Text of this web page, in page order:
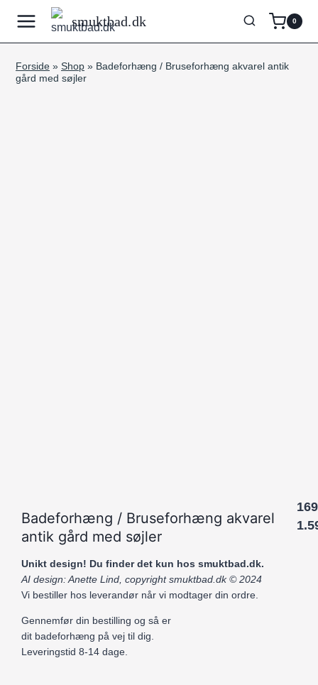
indhold
smuktbad.dk 0
Forside » Shop » Badeforhæng / Bruseforhæng akvarel antik
gård med søjler
Badeforhæng / Bruseforhæng akvarel
antik gård med søjler
Unikt design! Du finder det kun hos smuktbad.dk.
AI design: Anette Lind, copyright smuktbad.dk © 2024
Vi bestiller hos leverandør når vi modtager din ordre.
Gennemfør din bestilling og så er
dit badeforhæng på vej til dig.
Leveringstid 8-14 dage.